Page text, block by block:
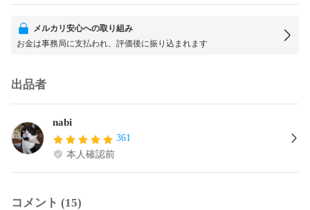
メルカリ安心への取り組み
お金は事務局に支払われ、評価後に振り込まれます
出品者
nabi
361
本人確認前
コメント (15)